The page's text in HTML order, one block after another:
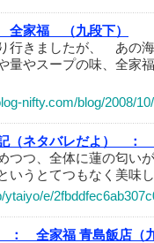
全家福 （九段下）
行きましたが、 あの
量やスープの味、全家
nifty.com/blog/2008/
（ネタバレだよ） ：
つつ、全体に蓮の匂い
いうとてつもなく美味
ytaiyo/e/
：
全家福 青島飯店（